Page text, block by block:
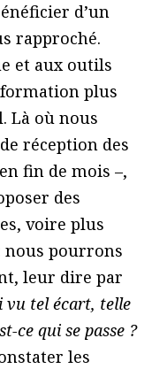
d’un
rapproché.
et aux outils
plus
Là où nous
réception des
fin de mois –,
des
voire plus
nous pourrons
leur dire par
vu tel écart, telle
ce qui se passe ?
les